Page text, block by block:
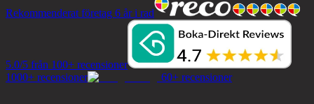
Rekommenderat företag 6 år i rad
5.0/5 från 100+ recensioner
1000+ recensioner
60+ recensioner